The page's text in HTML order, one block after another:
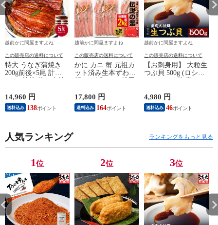
越前かに問屋ますよね
この販売店の送料について
特大 うなぎ蒲焼き
200g前後×5尾 計
★ 中国産 うなぎ ウ
ナギ 鰻 蒲焼 ギフト
プレゼント 贈り物
14,960 円
送料込み 138
越前かに問屋ますよね
この販売店の送料について
かに カニ 蟹 元祖カ
ット済み生本ずわい
蟹 ポーション かに
しゃぶ むき身 ギフ
ト お取り寄せ ます
17,800 円
送料込み 164
越前かに問屋ますよね
この販売店の送料について
【お刺身用】 大粒生
つぶ貝 500g (ロシア/
ブガイ ツブカイ つ
ぶ貝 食品 お取り寄
せ ますよね 送料無
4,980 円
送料込み 46
人気ランキング ランキングをもっと見る
1位 2位 3位